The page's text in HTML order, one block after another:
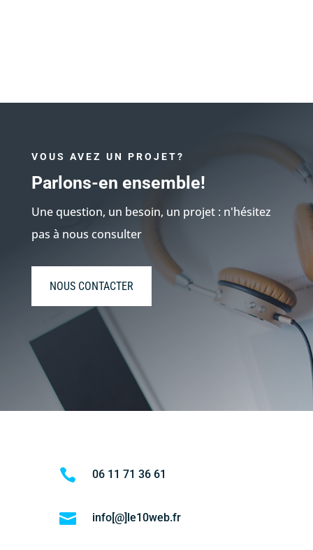
VOUS AVEZ UN PROJET?
Parlons-en ensemble!
Une question, un besoin, un projet : n'hésitez
pas à nous consulter
NOUS CONTACTER
 06 11 71 36 61
 info[@]le10web.fr